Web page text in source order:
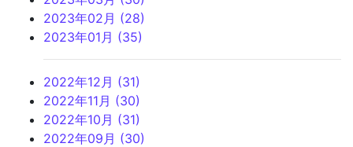
2023年02月 (28)
2023年01月 (35)
2022年12月 (31)
2022年11月 (30)
2022年10月 (31)
2022年09月 (30)